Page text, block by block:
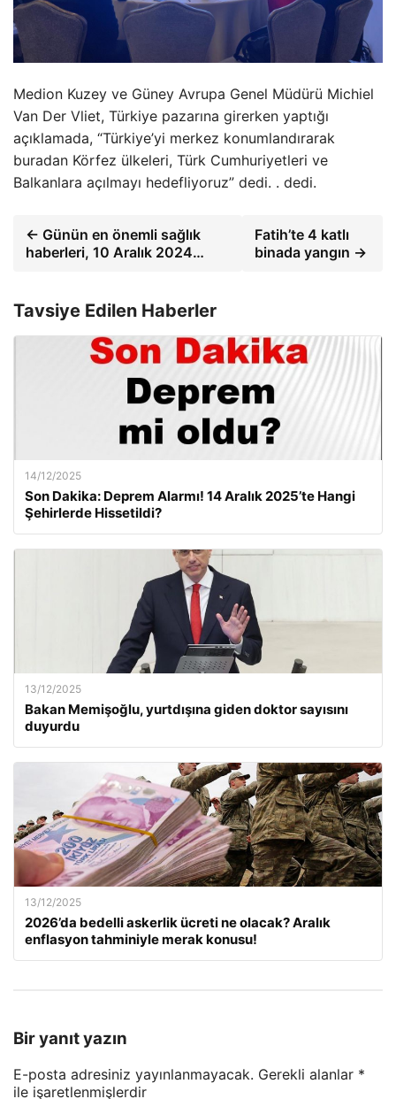
Medion Kuzey ve Güney Avrupa Genel Müdürü Michiel
Van Der Vliet, Türkiye pazarına girerken yaptığı
açıklamada, “Türkiye’yi merkez konumlandırarak
buradan Körfez ülkeleri, Türk Cumhuriyetleri ve
Balkanlara açılmayı hedefliyoruz” dedi. . dedi.
← Günün en önemli sağlık
haberleri, 10 Aralık 2024…
Fatih’te 4 katlı
binada yangın →
Tavsiye Edilen Haberler
14/12/2025
Son Dakika: Deprem Alarmı! 14 Aralık 2025’te Hangi
Şehirlerde Hissetildi?
13/12/2025
Bakan Memişoğlu, yurtdışına giden doktor sayısını
duyurdu
13/12/2025
2026’da bedelli askerlik ücreti ne olacak? Aralık
enflasyon tahminiyle merak konusu!
Bir yanıt yazın
E-posta adresiniz yayınlanmayacak. Gerekli alanlar *
ile işaretlenmişlerdir